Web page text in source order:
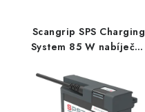
Scangrip SPS Charging
System 85 W nabíječka
Multimatch 8